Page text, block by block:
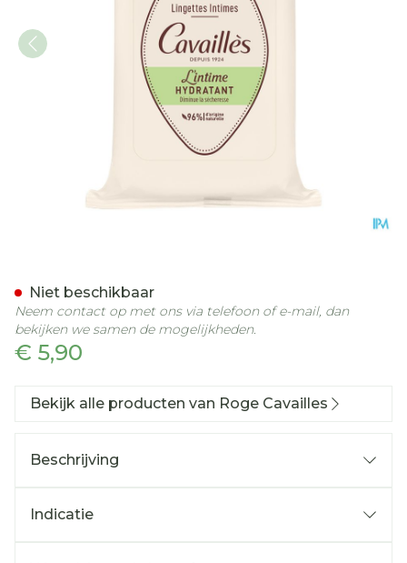
€ 5,90
Niet beschikbaar
Neem contact op met ons via telefoon of e-mail, dan
bekijken we samen de mogelijkheden.
Bekijk alle producten van Roge Cavailles
Beschrijving
Indicatie